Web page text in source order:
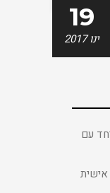
19
ינו 2017
עם